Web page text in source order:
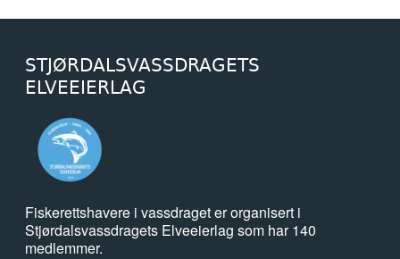
STJØRDALSVASSDRAGETS
ELVEEIERLAG
Fiskerettshavere i vassdraget er organisert i
Stjørdalsvassdragets Elveeierlag som har 140
medlemmer.